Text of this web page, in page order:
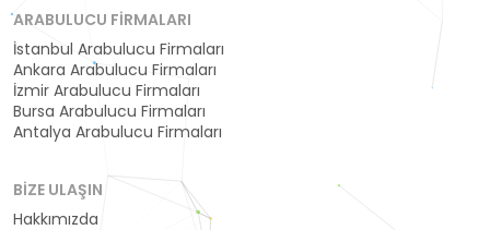
ARABULUCU FIRMALARI
İstanbul Arabulucu Firmaları
Ankara Arabulucu Firmaları
İzmir Arabulucu Firmaları
Bursa Arabulucu Firmaları
Antalya Arabulucu Firmaları
BIZE ULAŞIN
Hakkımızda